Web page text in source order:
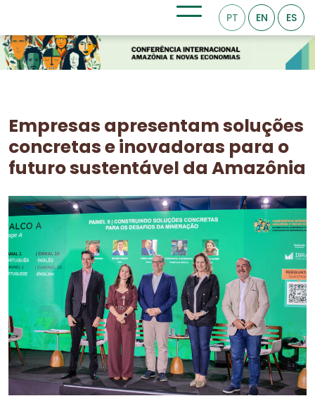
PT EN ES
Empresas apresentam soluções
concretas e inovadoras para o
futuro sustentável da Amazônia